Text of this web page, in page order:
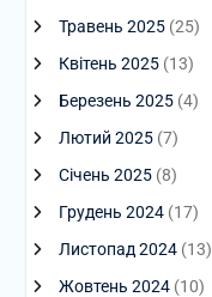
Травень 2025(25)
Квітень 2025(13)
Березень 2025(4)
Лютий 2025(7)
Січень 2025(8)
Грудень 2024(17)
Листопад 2024(13)
Жовтень 2024(10)